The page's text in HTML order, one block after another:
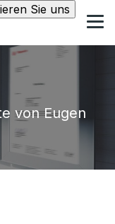
Sie uns
von Eugen